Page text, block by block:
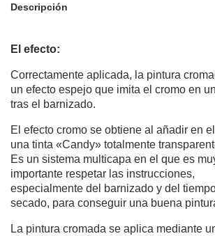
Descripción
El efecto:
Correctamente aplicada, la pintura
un efecto espejo que imita el cromo en
tras el barnizado.
El efecto cromo se obtiene al añadir en
una tinta «Candy» totalmente
Es un sistema multicapa en el que es
importante respetar las instrucciones,
especialmente del barnizado y del
secado, para conseguir una buena
La pintura cromada se aplica mediante